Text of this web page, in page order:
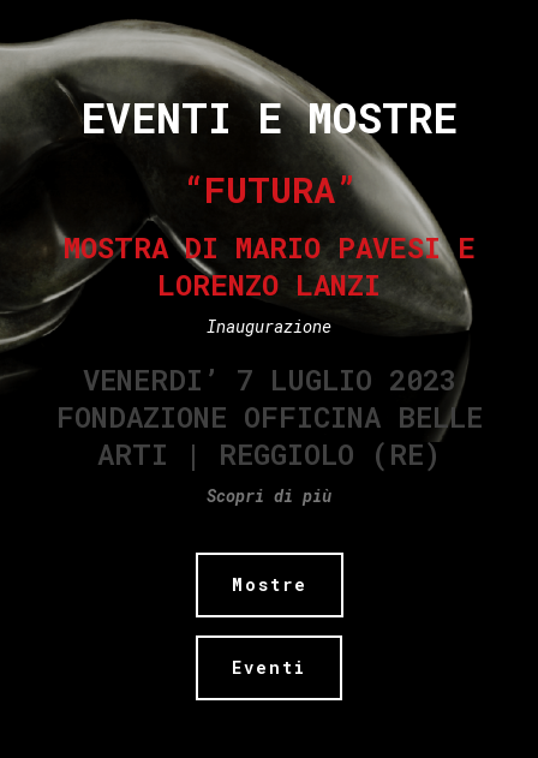
EVENTI E MOSTRE
“FUTURA”
MOSTRA DI MARIO PAVESI E
LORENZO LANZI
Inaugurazione
VENERDI’ 7 LUGLIO 2023
FONDAZIONE OFFICINA BELLE
ARTI | REGGIOLO (RE)
Scopri di più
Mostre
Eventi